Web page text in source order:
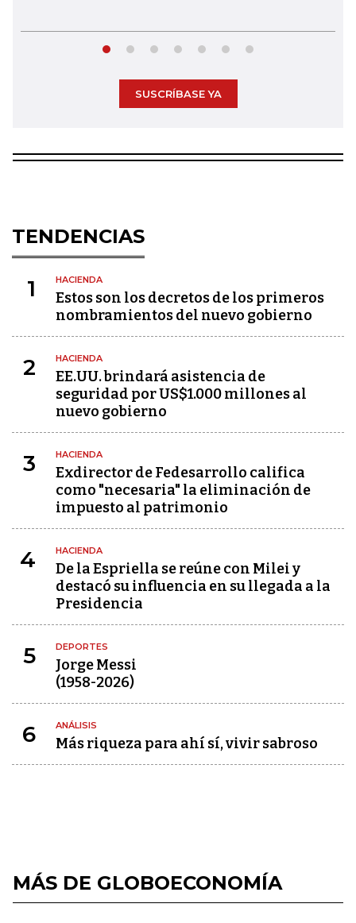
SUSCRÍBASE YA
TENDENCIAS
1 HACIENDA
Estos son los decretos de los primeros
nombramientos del nuevo gobierno
2 HACIENDA
EE.UU. brindará asistencia de
seguridad por US$1.000 millones al
nuevo gobierno
3 HACIENDA
Exdirector de Fedesarrollo califica
como "necesaria" la eliminación de
impuesto al patrimonio
4 HACIENDA
De la Espriella se reúne con Milei y
destacó su influencia en su llegada a la
Presidencia
5 DEPORTES
Jorge Messi
(1958-2026)
6 ANÁLISIS
Más riqueza para ahí sí, vivir sabroso
MÁS DE GLOBOECONOMÍA